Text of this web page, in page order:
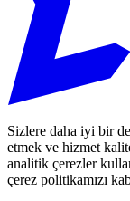
Sizlere daha iyi bir
etmek ve hizmet
analitik çerezler
çerez politikamızı